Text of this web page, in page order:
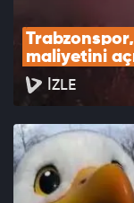
maliyetini
İZLE